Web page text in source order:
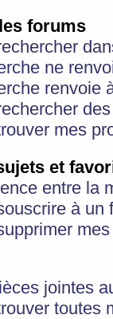
forums
ne
renvoie
mes
et
entre la
à
jointes
toutes